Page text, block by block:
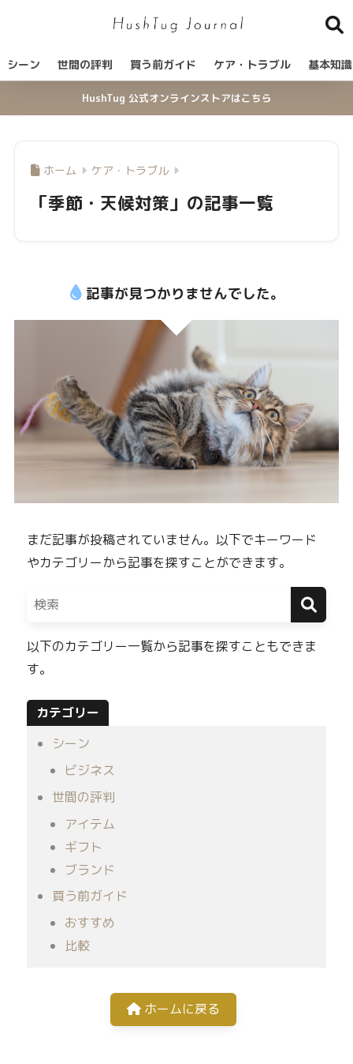
シーン 世間の評判 買う前ガイド ケア・トラブル 基本知識
HushTug 公式オンラインストアはこちら
ホーム ケア・トラブル
「季節・天候対策」の記事一覧
記事が見つかりませんでした。
まだ記事が投稿されていません。以下でキーワード
やカテゴリーから記事を探すことができます。
以下のカテゴリー一覧から記事を探すこともできま
す。
カテゴリー
シーン
ビジネス
世間の評判
アイテム
ギフト
ブランド
買う前ガイド
おすすめ
比較
ホームに戻る